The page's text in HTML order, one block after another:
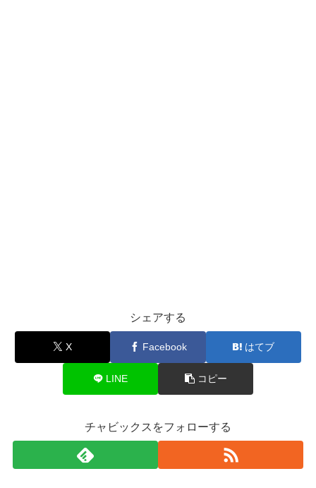
シェアする
X Facebook はてブ
LINE コピー
チャビックスをフォローする